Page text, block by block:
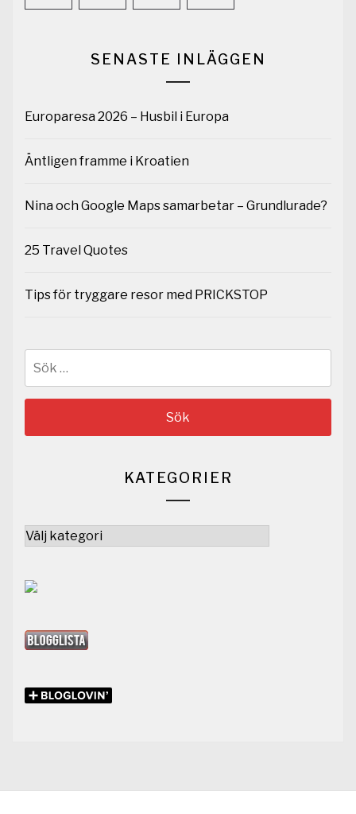
SENASTE INLÄGGEN
Europaresa 2026 – Husbil i Europa
Äntligen framme i Kroatien
Nina och Google Maps samarbetar – Grundlurade?
25 Travel Quotes
Tips för tryggare resor med PRICKSTOP
KATEGORIER
Kategorier